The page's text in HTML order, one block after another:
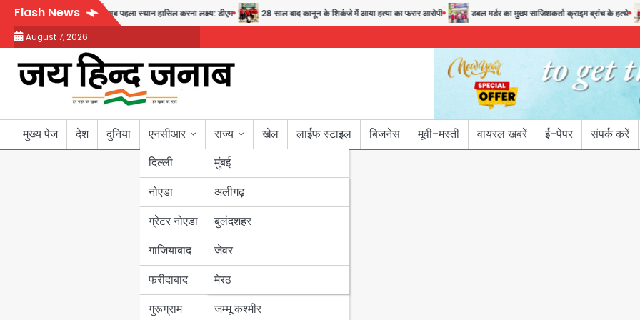
Skip
content
Flash News
और सुरक्षा का संदेश अब पहला स्थान हासिल करना लक्ष्य: डीएम 28 साल बाद कानून के शिकंजे में आया हत्या का फरार आरोपी डबल मर्डर का मुख्य साजिशकर्ता क्राइम ब्रांच के हत्थे
August 7, 2026
मुख्य पेज देश दुनिया
एनसीआर
दिल्ली
नोएडा
ग्रेटर नोएडा
गाजियाबाद
फरीदाबाद
गुरूग्राम
राज्य
मुंबई
उत्तर प्रदेश
अलीगढ़
बुलंदशहर
जेवर
मेरठ
बिहार
पंजाब
हरियाणा
जम्मू कश्मीर
खेल लाईफ स्टाइल बिजनेस मूवी-मस्ती वायरल खबरें ई-पेपर संपर्क करें